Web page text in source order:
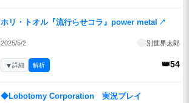
ホリ・トオル『流行らせコラ』power metal ↗
2025/5/2 別世界太郎
👑54
▼詳細 解析
◆Lobotomy Corporation 実況プレイ